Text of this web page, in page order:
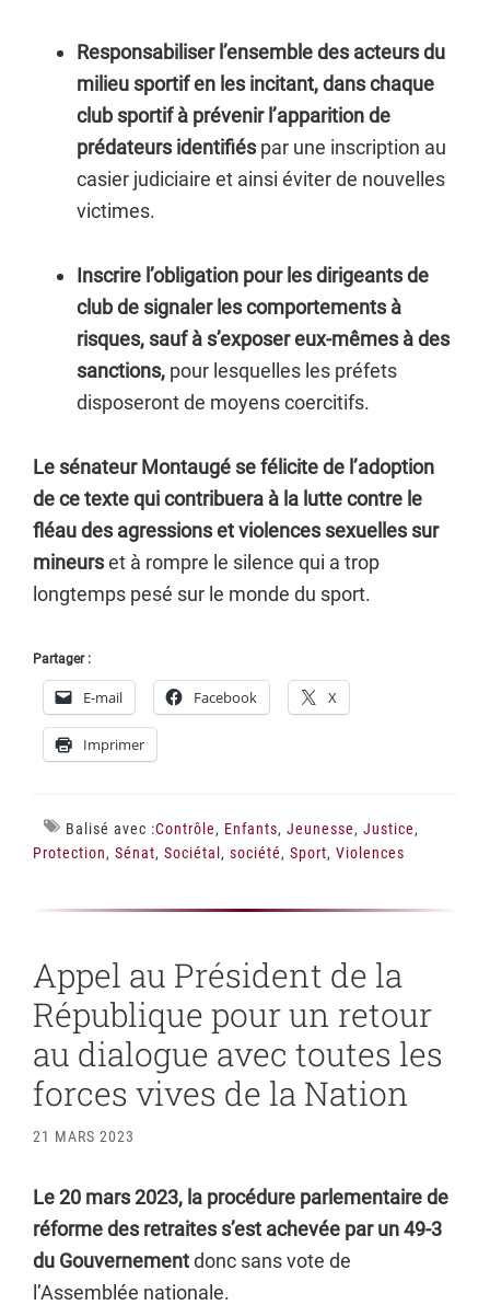
Responsabiliser l’ensemble des acteurs du
milieu sportif en les incitant, dans chaque
club sportif à prévenir l’apparition de
prédateurs identifiés par une inscription au
casier judiciaire et ainsi éviter de nouvelles
victimes.
Inscrire l’obligation pour les dirigeants de
club de signaler les comportements à
risques, sauf à s’exposer eux-mêmes à des
sanctions, pour lesquelles les préfets
disposeront de moyens coercitifs.
Le sénateur Montaugé se félicite de l’adoption
de ce texte qui contribuera à la lutte contre le
fléau des agressions et violences sexuelles sur
mineurset à rompre le silence qui a trop
longtemps pesé sur le monde du sport.
Partager :
E-mail Facebook X
Imprimer
Balisé avec :Contrôle, Enfants, Jeunesse, Justice,
Protection, Sénat, Sociétal , société, Sport, Violences
Appel au Président de la
République pour un retour
au dialogue avec toutes les
forces vives de la Nation
21 MARS 2023
Le 20 mars 2023, la procédure parlementaire de
réforme des retraites s’est achevée par un 49-3
du Gouvernementdonc sans vote de
l’Assemblée nationale.